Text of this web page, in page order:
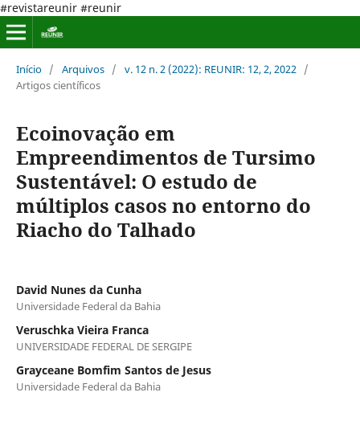
#revistareunir #reunir
Início / Arquivos / v. 12 n. 2 (2022): REUNIR: 12, 2, 2022 /
Artigos científicos
Ecoinovação em
Empreendimentos de Tursimo
Sustentável: O estudo de
múltiplos casos no entorno do
Riacho do Talhado
David Nunes da Cunha
Universidade Federal da Bahia
Veruschka Vieira Franca
UNIVERSIDADE FEDERAL DE SERGIPE
Grayceane Bomfim Santos de Jesus
Universidade Federal da Bahia